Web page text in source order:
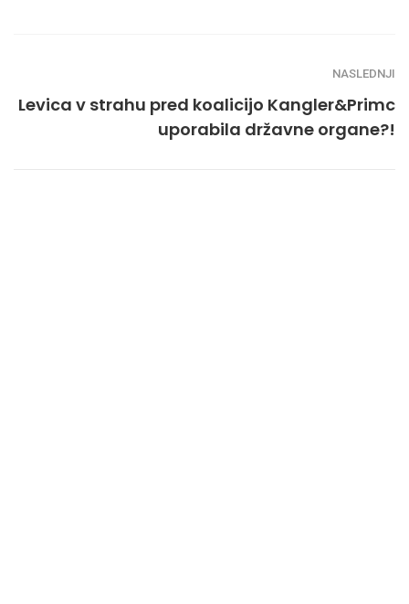
NASLEDNJI
Levica v strahu pred koalicijo Kangler&Primc
uporabila državne organe?!